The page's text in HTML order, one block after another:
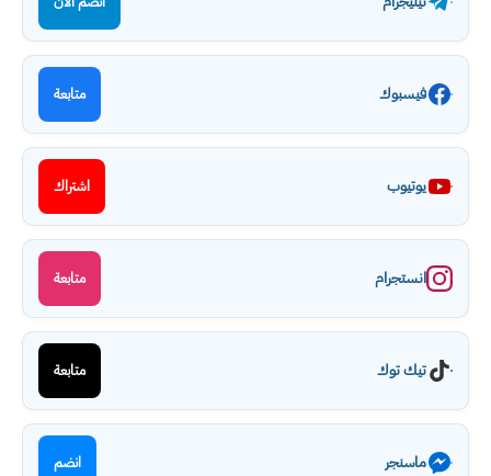
فيسبوك متابعة
يوتيوب اشتراك
انستجرام متابعة
تيك توك متابعة
ماسنجر انضم